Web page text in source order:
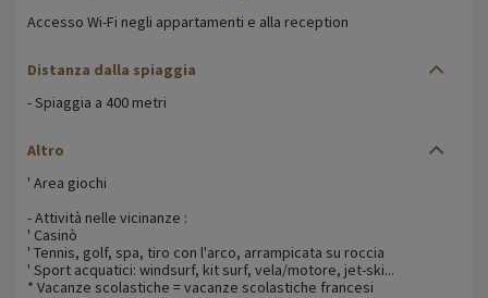
Accesso Wi-Fi negli appartamenti e alla reception
Distanza dalla spiaggia
- Spiaggia a 400 metri
Altro
' Area giochi
- Attività nelle vicinanze :
' Casinò
' Tennis, golf, spa, tiro con l'arco, arrampicata su roccia
' Sport acquatici: windsurf, kit surf, vela/motore, jet-ski...
* Vacanze scolastiche = vacanze scolastiche francesi